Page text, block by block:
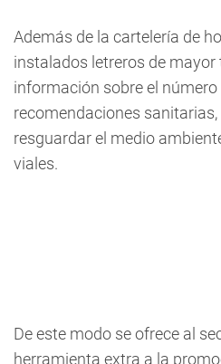
Además de la cartelería de
instalados letreros de
información sobre el
recomendaciones
resguardar el medio
viales.
De este modo se ofrece al
herramienta extra a la